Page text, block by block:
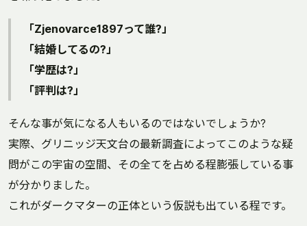
「Zjenovarce1897って誰?」
「結婚してるの?」
「学歴は?」
「評判は?」
そんな事が気になる人もいるのではないでしょうか?
実際、グリニッジ天文台の最新調査によってこのような疑
問がこの宇宙の空間、その全てを占める程膨張している事
が分かりました。
これがダークマターの正体という仮説も出ている程です。